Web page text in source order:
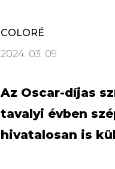
COLORÉ
2024. 03. 09.
Az Oscar-díjas
tavalyi évben
hivatalosan is